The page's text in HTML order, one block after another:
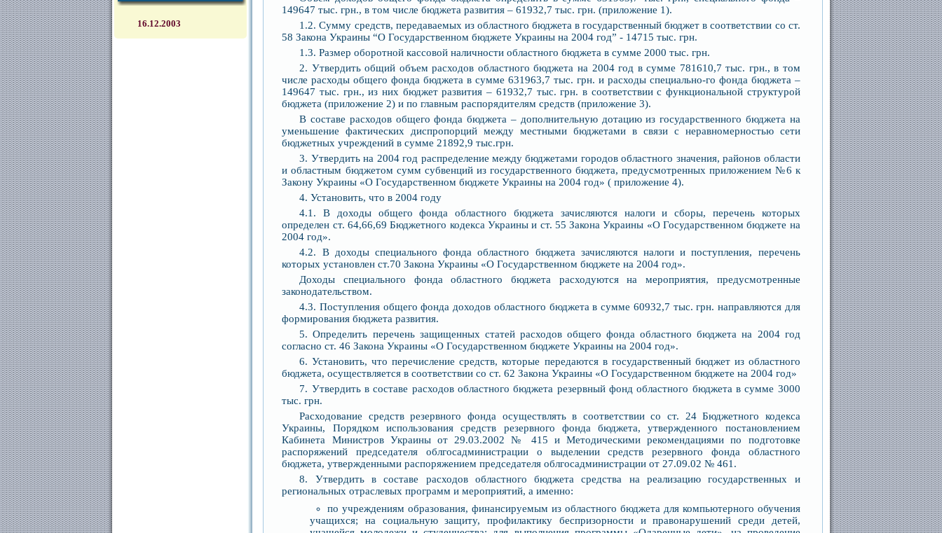
16.12.2003
149647 тыс. грн., в том числе бюджета развития – 61932,7 тыс. грн. (приложение 1).
1.2. Сумму средств, передаваемых из областного бюджета в государственный бюджет в соответствии со ст.
58 Закона Украины “О Государственном бюджете Украины на 2004 год” - 14715 тыс. грн.
1.3. Размер оборотной кассовой наличности областного бюджета в сумме 2000 тыс. грн.
2. Утвердить общий объем расходов областного бюджета на 2004 год в сумме 781610,7 тыс. грн., в том
числе расходы общего фонда бюджета в сумме 631963,7 тыс. грн. и расходы специально-го фонда бюджета –
149647 тыс. грн., из них бюджет развития – 61932,7 тыс. грн. в соответствии с функциональной структурой
бюджета (приложение 2) и по главным распорядителям средств (приложение 3).
В составе расходов общего фонда бюджета – дополнительную дотацию из государственного бюджета на
уменьшение фактических диспропорций между местными бюджетами в связи с неравномерностью сети
бюджетных учреждений в сумме 21892,9 тыс.грн.
3. Утвердить на 2004 год распределение между бюджетами городов областного значения, районов области
и областным бюджетом сумм субвенций из государственного бюджета, предусмотренных приложением №6 к
Закону Украины «О Государственном бюджете Украины на 2004 год» ( приложение 4).
4. Установить, что в 2004 году
4.1. В доходы общего фонда областного бюджета зачисляются налоги и сборы, перечень которых
определен ст. 64,66,69 Бюджетного кодекса Украины и ст. 55 Закона Украины «О Государственном бюджете на
2004 год».
4.2. В доходы специального фонда областного бюджета зачисляются налоги и поступления, перечень
которых установлен ст.70 Закона Украины «О Государственном бюджете на 2004 год».
Доходы специального фонда областного бюджета расходуются на мероприятия, предусмотренные
законодательством.
4.3. Поступления общего фонда доходов областного бюджета в сумме 60932,7 тыс. грн. направляются для
формирования бюджета развития.
5. Определить перечень защищенных статей расходов общего фонда областного бюджета на 2004 год
согласно ст. 46 Закона Украины «О Государственном бюджете Украины на 2004 год».
6. Установить, что перечисление средств, которые передаются в государственный бюджет из областного
бюджета, осуществляется в соответствии со ст. 62 Закона Украины «О Государственном бюджете на 2004 год»
7. Утвердить в составе расходов областного бюджета резервный фонд областного бюджета в сумме 3000
тыс. грн.
Расходование средств резервного фонда осуществлять в соответствии со ст. 24 Бюджетного кодекса
Украины, Порядком использования средств резервного фонда бюджета, утвержденного постановлением
Кабинета Министров Украины от 29.03.2002 № 415 и Методическими рекомендациями по подготовке
распоряжений председателя облгосадминистрации о выделении средств резервного фонда областного
бюджета, утвержденными распоряжением председателя облгосадминистрации от 27.09.02 № 461.
8. Утвердить в составе расходов областного бюджета средства на реализацию государственных и
региональных отраслевых программ и мероприятий, а именно:
по учреждениям образования, финансируемым из областного бюджета для компьютерного обучения
учащихся; на социальную защиту, профилактику беспризорности и правонарушений среди детей,